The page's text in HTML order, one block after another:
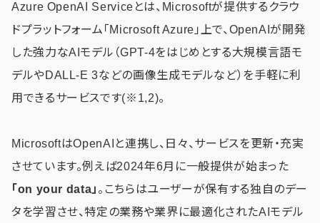
Azure OpenAI Serviceとは、Microsoftが提供するクラウ
ドプラットフォーム「Microsoft Azure」上で、OpenAIが開発
した強力なAIモデル（GPT-4をはじめとする大規模言語モ
デルやDALL-E 3などの画像生成モデルなど）を手軽に利
用できるサービスです(※1,2)。
MicrosoftはOpenAIと連携し、日々、サービスを更新・充実
させています。例えば2024年6月に一般提供が始まった
「on your data」 。こちらはユーザーが保有する独自のデー
タを学習させ、特定の業務や業界に最適化されたAIモデル